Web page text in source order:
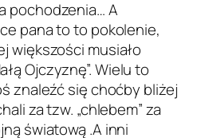
pochodzenia… A
pana to to pokolenie,
większości musiało
Ojczyznę”. Wielu to
znaleźć się choćby bliżej
za tzw. „chlebem” za
światową .A inni